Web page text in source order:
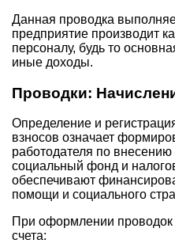
Данная проводка
предприятие производит
персоналу, будь то
иные доходы.
Проводки:
Определение и
взносов означает
работодателя по
социальный фонд и
обеспечивают
помощи и социального
При оформлении
счета: